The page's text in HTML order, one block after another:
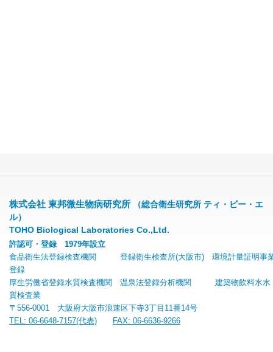
株式会社 東邦微生物病研究所
（総合衛生研究所 ティ・ビー・エ
ル）
TOHO Biological Laboratories Co.,Ltd.
許認可・登録 1979年設立
食品衛生法登録検査機関 登録衛生検査所(大阪市) 環境計量証明事
登録
厚生労働省登録水質検査機関 温泉法登録分析機関 建築物飲料水水
質検査業
〒556-0001 大阪府大阪市浪速区下寺3丁目11番14号
TEL: 06-6648-7157(代表)
FAX: 06-6636-9266